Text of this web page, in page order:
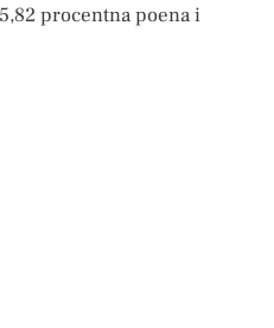
procentna poena i